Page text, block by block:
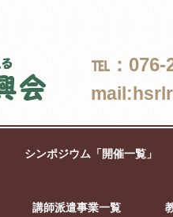
℡：076-
シンポジウム「開催一覧」
講師派遣事業一覧